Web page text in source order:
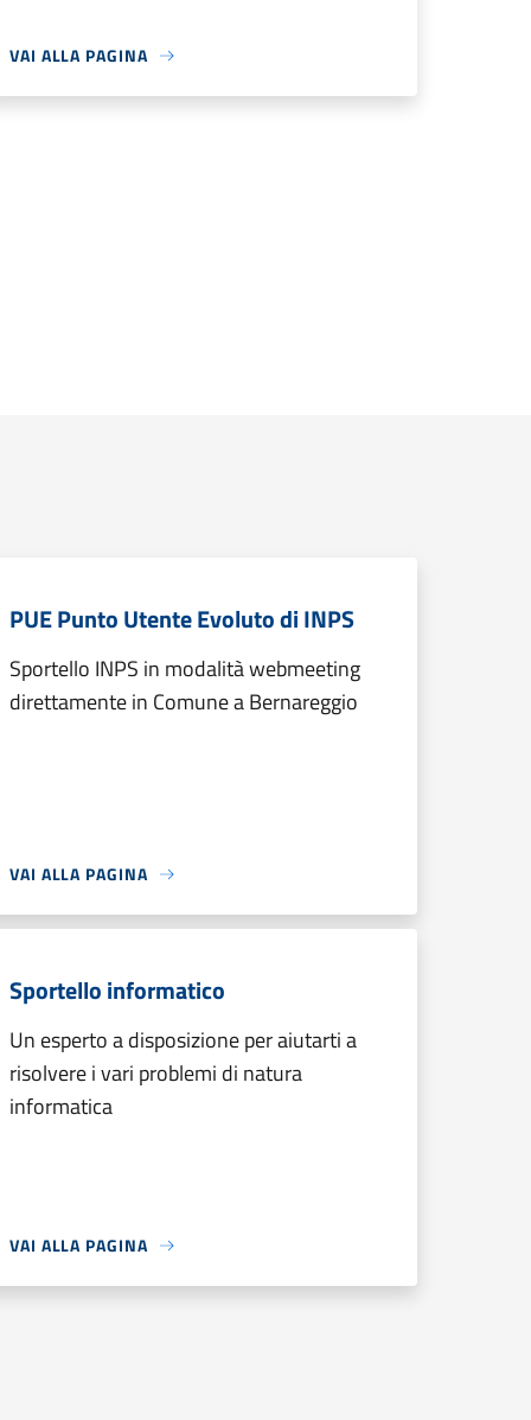
VAI ALLA PAGINA
PUE Punto Utente Evoluto di INPS
Sportello INPS in modalità webmeeting
direttamente in Comune a Bernareggio
VAI ALLA PAGINA
Sportello informatico
Un esperto a disposizione per aiutarti a
risolvere i vari problemi di natura
informatica
VAI ALLA PAGINA